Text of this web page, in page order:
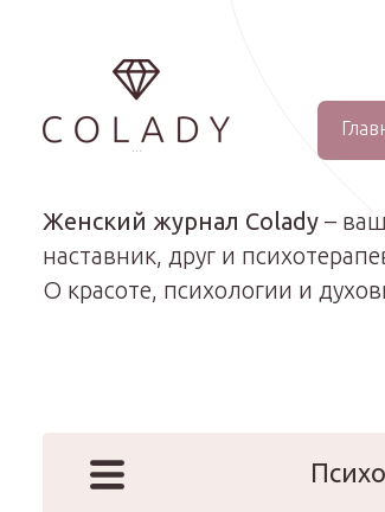
...
Женский журнал Colady –
наставник, друг и
О красоте, психологии и